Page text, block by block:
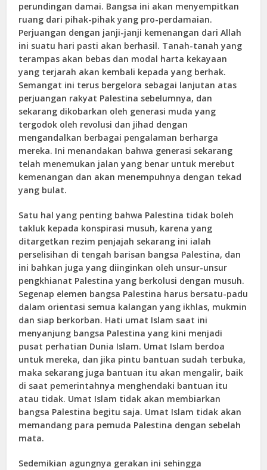
perundingan damai. Bangsa ini akan menyempitkan
ruang dari pihak-pihak yang pro-perdamaian.
Perjuangan dengan janji-janji kemenangan dari Allah
ini suatu hari pasti akan berhasil. Tanah-tanah yang
terampas akan bebas dan modal harta kekayaan
yang terjarah akan kembali kepada yang berhak.
Semangat ini terus bergelora sebagai lanjutan atas
perjuangan rakyat Palestina sebelumnya, dan
sekarang dikobarkan oleh generasi muda yang
tergodok oleh revolusi dan jihad dengan
mengandalkan berbagai pengalaman berharga
mereka. Ini menandakan bahwa generasi sekarang
telah menemukan jalan yang benar untuk merebut
kemenangan dan akan menempuhnya dengan tekad
yang bulat.
Satu hal yang penting bahwa Palestina tidak boleh
takluk kepada konspirasi musuh, karena yang
ditargetkan rezim penjajah sekarang ini ialah
perselisihan di tengah barisan bangsa Palestina, dan
ini bahkan juga yang diinginkan oleh unsur-unsur
pengkhianat Palestina yang berkolusi dengan musuh.
Segenap elemen bangsa Palestina harus bersatu-padu
dalam orientasi semua kalangan yang ikhlas, mukmin
dan siap berkorban. Hati umat Islam saat ini
menyanjung bangsa Palestina yang kini menjadi
pusat perhatian Dunia Islam. Umat Islam berdoa
untuk mereka, dan jika pintu bantuan sudah terbuka,
maka sekarang juga bantuan itu akan mengalir, baik
di saat pemerintahnya menghendaki bantuan itu
atau tidak. Umat Islam tidak akan membiarkan
bangsa Palestina begitu saja. Umat Islam tidak akan
memandang para pemuda Palestina dengan sebelah
mata.
Sedemikian agungnya gerakan ini sehingga